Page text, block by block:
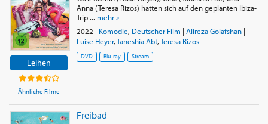
Leihen
Ähnliche Filme
Anna (Teresa Rizos) hatten sich auf den geplanten Ibiza-
Trip ... mehr »
2022 | Komödie, Deutscher Film | Alireza Golafshan|
Luise Heyer,Taneshia Abt,Teresa Rizos
DVD Blu-ray Stream
Freibad